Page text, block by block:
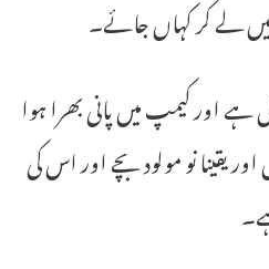
لے کر کہاں جائے۔
اور کیمپ میں پانی بھرا ہوا
یقینا نو مولود بچے اور اس کی